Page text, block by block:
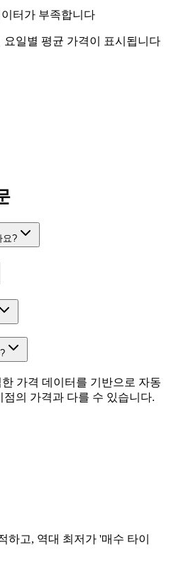
터가 부족합니다
일별 평균 가격이 표시됩니다
요?
가격 데이터를 기반으로 자동
의 가격과 다를 수 있습니다.
하고, 역대 최저가 '매수 타이